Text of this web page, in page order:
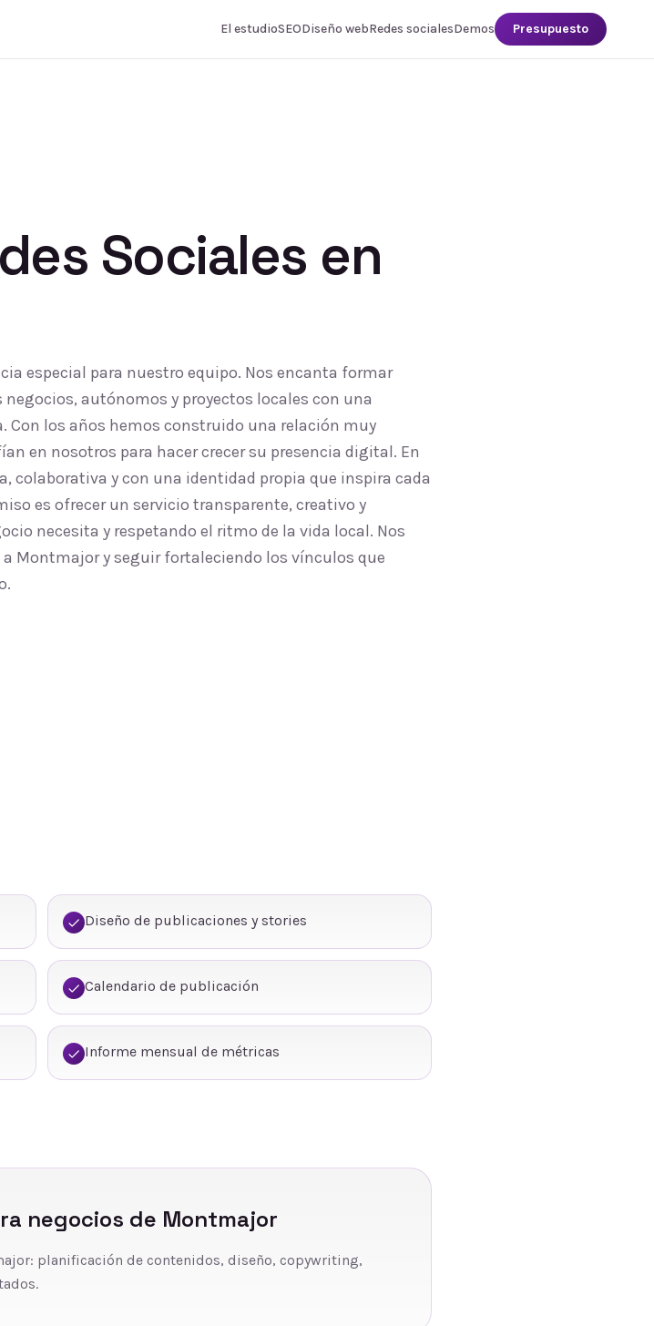
El estudioSEODiseño webRedes socialesDemos Presupuesto
Sociales en
especial para nuestro equipo. Nos encanta formar
autónomos y proyectos locales con una
Con los años hemos construido una relación muy
en nosotros para hacer crecer su presencia digital. En
y con una identidad propia que inspira cada
es ofrecer un servicio transparente, creativo y
necesita y respetando el ritmo de la vida local. Nos
Montmajor y seguir fortaleciendo los vínculos que
Diseño de publicaciones y stories
Calendario de publicación
Informe mensual de métricas
negocios de Montmajor
planificación de contenidos, diseño, copywriting,